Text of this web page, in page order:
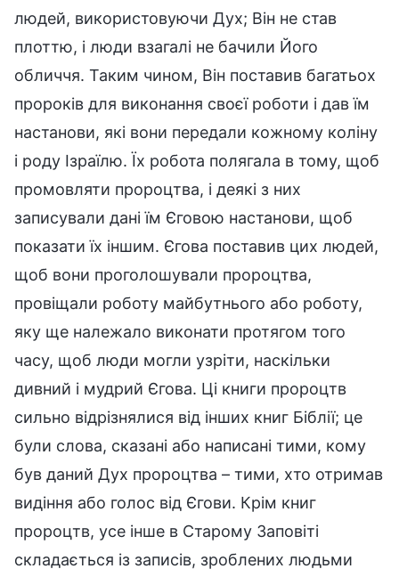
людей, використовуючи Дух; Він не став
плоттю, і люди взагалі не бачили Його
обличчя. Таким чином, Він поставив багатьох
пророків для виконання своєї роботи і дав їм
настанови, які вони передали кожному коліну
і роду Ізраїлю. Їх робота полягала в тому, щоб
промовляти пророцтва, і деякі з них
записували дані їм Єговою настанови, щоб
показати їх іншим. Єгова поставив цих людей,
щоб вони проголошували пророцтва,
провіщали роботу майбутнього або роботу,
яку ще належало виконати протягом того
часу, щоб люди могли узріти, наскільки
дивний і мудрий Єгова. Ці книги пророцтв
сильно відрізнялися від інших книг Біблії; це
були слова, сказані або написані тими, кому
був даний Дух пророцтва – тими, хто отримав
видіння або голос від Єгови. Крім книг
пророцтв, усе інше в Старому Заповіті
складається із записів, зроблених людьми